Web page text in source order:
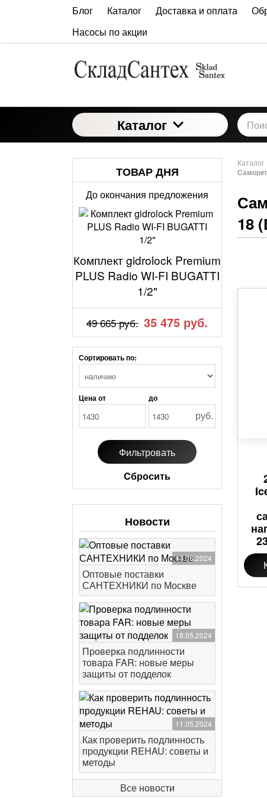
Блог Каталог Доставка и оплата
Насосы по акции
Каталог
ТОВАР ДНЯ
До окончания предложения
Комплект gidrolock Premium
PLUS Radio WI-FI BUGATTI
1/2"
49 665 руб. 35 475 руб.
Сортировать по:
Цена от до
руб.
Cбросить
Новости
14.06.2024
Оптовые поставки
САНТЕХНИКИ по Москве
18.05.2024
Проверка подлинности
товара FAR: новые меры
защиты от подделок
11.05.2024
Как проверить подлинность
продукции REHAU: советы и
методы
Все новости
Каталог
18